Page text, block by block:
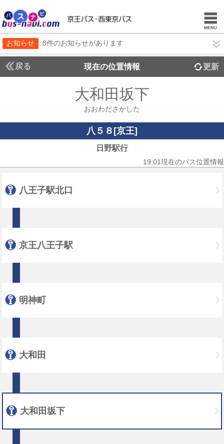
お知らせ 8件のお知らせがあります
戻る 現在の位置情報 更新
大和田坂下
おおわださかした
八５８[京王]
日野駅行
19:01現在のバス位置情報
八王子駅北口
京王八王子駅
明神町
大和田
大和田坂下